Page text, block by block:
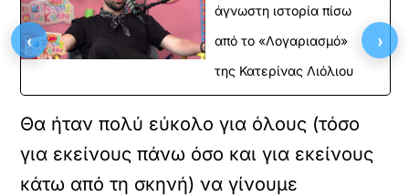
άγνωστη ιστορία πίσω
από το «Λογαριασμό»
της Κατερίνας Λιόλιου
Θα ήταν πολύ εύκολο για όλους (τόσο
για εκείνους πάνω όσο και για εκείνους
κάτω από τη σκηνή) να γίνουμε
‹ ›